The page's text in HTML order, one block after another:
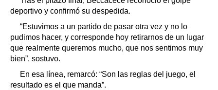
deportivo y confirmó su despedida.
“Estuvimos a un partido de pasar otra vez y no lo
pudimos hacer, y corresponde hoy retirarnos de un lugar
que realmente queremos mucho, que nos sentimos muy
bien”, sostuvo.
En esa línea, remarcó: “Son las reglas del juego, el
resultado es el que manda”.